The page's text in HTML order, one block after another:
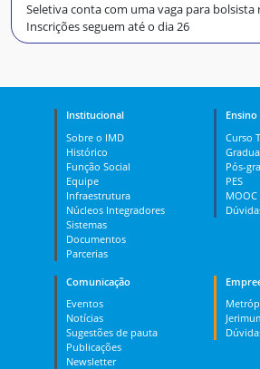
Seletiva conta com uma vaga para bolsista
Inscrições seguem até o dia 26
Institucional
Sobre o IMD
Histórico
Função Social
Equipe
Infraestrutura
Núcleos Integradores
Sistemas
Documentos
Parcerias
Ensino
Curso
Pós-
PES
MOOC
Comunicação
Eventos
Notícias
Sugestões de pauta
Publicações
Newsletter